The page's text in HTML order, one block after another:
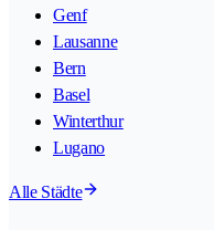
Genf
Lausanne
Bern
Basel
Winterthur
Lugano
Alle Städte